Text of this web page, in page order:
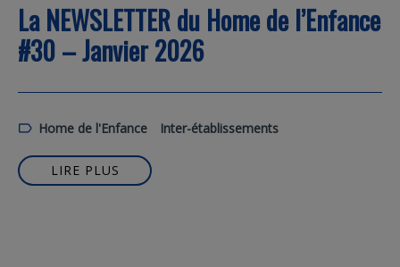
La NEWSLETTER du Home de l’Enfance
#30 – Janvier 2026
Home de l'Enfance Inter-établissements
LIRE PLUS